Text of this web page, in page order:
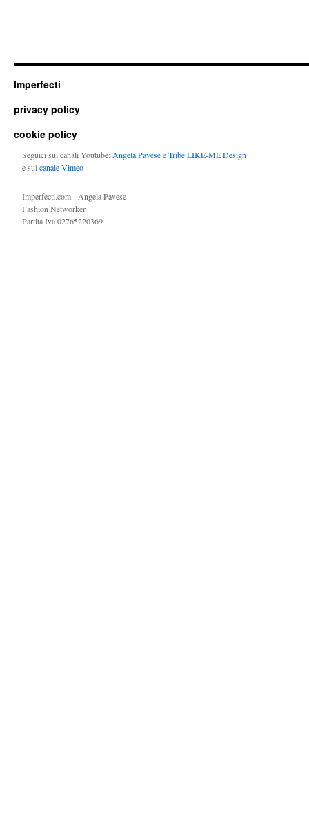
Imperfecti
privacy policy
cookie policy
Seguici sui canali Youtube: Angela PaveseeTribe LIKE-ME Design
e sulcanale Vimeo
Imperfecti.com - Angela Pavese
Fashion Networker
Partita Iva 02765220369